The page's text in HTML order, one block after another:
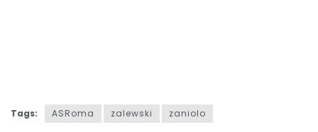
Tags: ASRoma zalewski zaniolo